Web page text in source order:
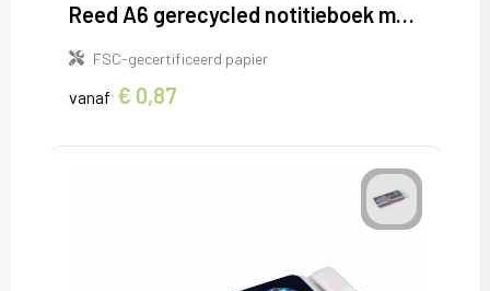
Reed A6 gerecycled notitieboek met harde kaft en effen pagina's
FSC-gecertificeerd papier
vanaf € 0,87